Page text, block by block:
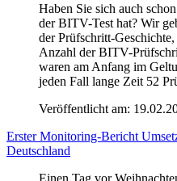
Haben Sie sich auch
der BITV-Test hat? Wir
der Prüfschritt-
Anzahl der BITV-
waren am Anfang im
jeden Fall lange Zeit 52
Veröffentlicht am:
Erster Monitoring-Bericht
Deutschland
Einen Tag vor